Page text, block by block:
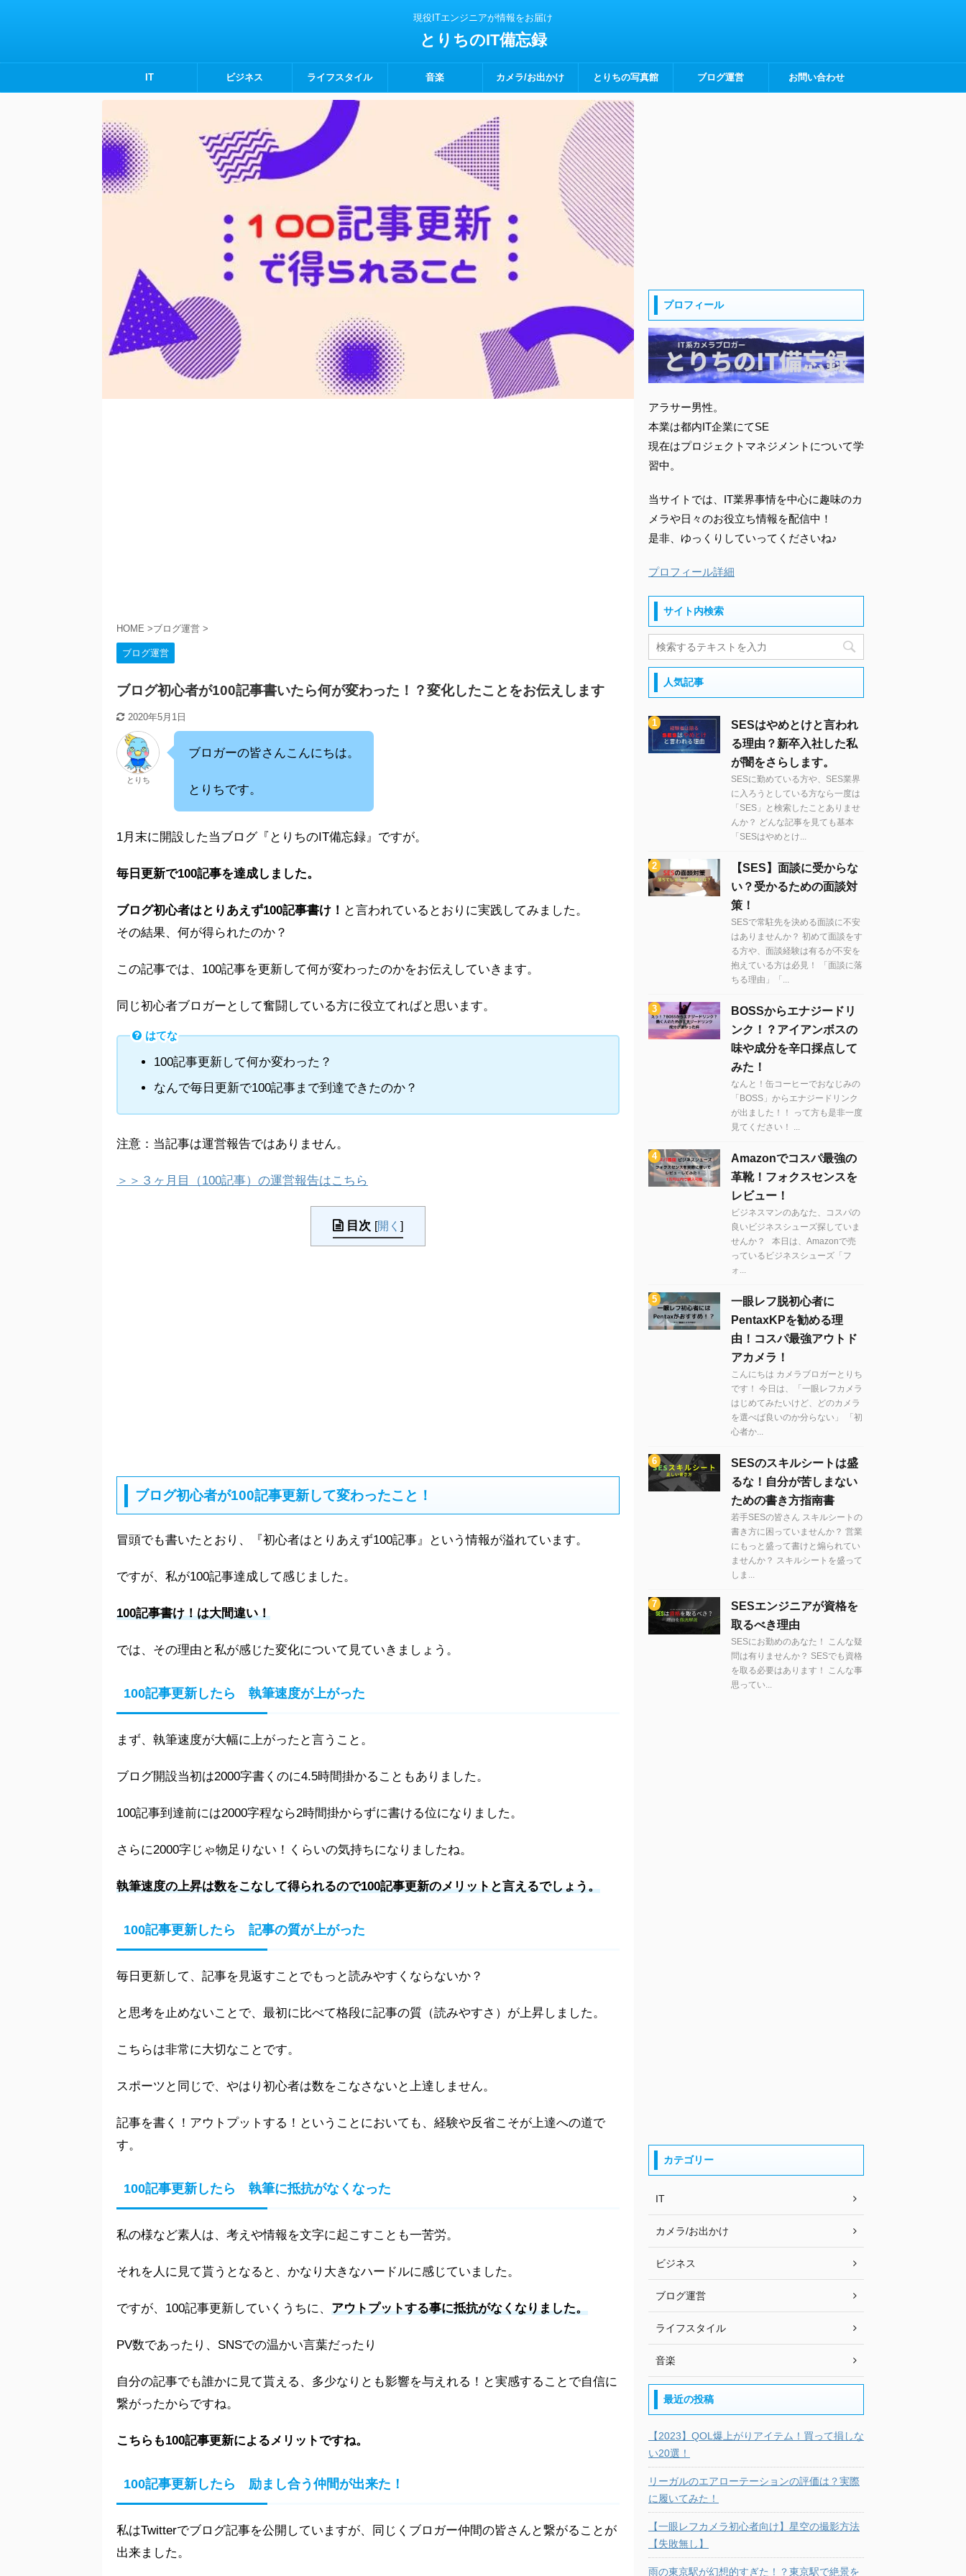
現役ITエンジニアが情報をお届け
とりちのIT備忘録
IT ビジネス ライフスタイル 音楽 カメラ/お出かけ とりちの写真館 ブログ運営 お問い合わせ
HOME >ブログ運営 >
ブログ運営
ブログ初心者が100記事書いたら何が変わった！？変化したことをお伝えします
2020年5月1日
とりち
ブロガーの皆さんこんにちは。
とりちです。
1月末に開設した当ブログ『とりちのIT備忘録』ですが。
毎日更新で100記事を達成しました。
ブログ初心者はとりあえず100記事書け！ と言われているとおりに実践してみました。
その結果、何が得られたのか？
この記事では、100記事を更新して何が変わったのかをお伝えしていきます。
同じ初心者ブロガーとして奮闘している方に役立てればと思います。
はてな
100記事更新して何か変わった？
なんで毎日更新で100記事まで到達できたのか？
注意：当記事は運営報告ではありません。
＞＞３ヶ月目（100記事）の運営報告はこちら
目次 [開く ]
ブログ初心者が100記事更新して変わったこと！
冒頭でも書いたとおり、『初心者はとりあえず100記事』という情報が溢れています。
ですが、私が100記事達成して感じました。
100記事書け！は大間違い！
では、その理由と私が感じた変化について見ていきましょう。
100記事更新したら 執筆速度が上がった
まず、執筆速度が大幅に上がったと言うこと。
ブログ開設当初は2000字書くのに4.5時間掛かることもありました。
100記事到達前には2000字程なら2時間掛からずに書ける位になりました。
さらに2000字じゃ物足りない！くらいの気持ちになりましたね。
執筆速度の上昇は数をこなして得られるので100記事更新のメリットと言えるでしょう。
100記事更新したら 記事の質が上がった
毎日更新して、記事を見返すことでもっと読みやすくならないか？
と思考を止めないことで、最初に比べて格段に記事の質（読みやすさ）が上昇しました。
こちらは非常に大切なことです。
スポーツと同じで、やはり初心者は数をこなさないと上達しません。
記事を書く！アウトプットする！ということにおいても、経験や反省こそが上達への道で
す。
100記事更新したら 執筆に抵抗がなくなった
私の様など素人は、考えや情報を文字に起こすことも一苦労。
それを人に見て貰うとなると、かなり大きなハードルに感じていました。
ですが、100記事更新していくうちに、 アウトプットする事に抵抗がなくなりました。
PV数であったり、SNSでの温かい言葉だったり
自分の記事でも誰かに見て貰える、多少なりとも影響を与えれる！と実感することで自信に
繋がったからですね。
こちらも100記事更新によるメリットですね。
100記事更新したら 励まし合う仲間が出来た！
私はTwitterでブログ記事を公開していますが、同じくブロガー仲間の皆さんと繋がることが
出来ました。
プロフィール
アラサー男性。
本業は都内IT企業にてSE
現在はプロジェクトマネジメントについて学
習中。
当サイトでは、IT業界事情を中心に趣味のカ
メラや日々のお役立ち情報を配信中！
是非、ゆっくりしていってくださいね♪
プロフィール詳細
サイト内検索
人気記事
SESはやめとけと言われ
る理由？新卒入社した私
が闇をさらします。
SESに勤めている方や、SES業界
に入ろうとしている方なら一度は
「SES」と検索したことありませ
んか？ どんな記事を見ても基本
「SESはやめとけ...
【SES】面談に受からな
い？受かるための面談対
策！
SESで常駐先を決める面談に不安
はありませんか？ 初めて面談をす
る方や、面談経験は有るが不安を
抱えている方は必見！ 「面談に落
ちる理由」「...
BOSSからエナジードリ
ンク！？アイアンボスの
味や成分を辛口採点して
みた！
なんと！缶コーヒーでおなじみの
「BOSS」からエナジードリンク
が出ました！！ って方も是非一度
見てください！ ...
Amazonでコスパ最強の
革靴！フォクスセンスを
レビュー！
ビジネスマンのあなた、コスパの
良いビジネスシューズ探していま
せんか？ 本日は、Amazonで売
っているビジネスシューズ「フ
ォ...
一眼レフ脱初心者に
PentaxKPを勧める理
由！コスパ最強アウトド
アカメラ！
こんにちは カメラブロガーとりち
です！ 今日は、「一眼レフカメラ
はじめてみたいけど、どのカメラ
を選べば良いのか分らない」 「初
心者か...
SESのスキルシートは盛
るな！自分が苦しまない
ための書き方指南書
若手SESの皆さん スキルシートの
書き方に困っていませんか？ 営業
にもっと盛って書けと煽られてい
ませんか？ スキルシートを盛って
しま...
SESエンジニアが資格を
取るべき理由
SESにお勤めのあなた！ こんな疑
問は有りませんか？ SESでも資格
を取る必要はあります！ こんな事
思ってい...
カテゴリー
IT
カメラ/お出かけ
ビジネス
ブログ運営
ライフスタイル
音楽
最近の投稿
【2023】QOL爆上がりアイテム！買って損しな
い20選！
リーガルのエアローテーションの評価は？実際
に履いてみた！
【一眼レフカメラ初心者向け】星空の撮影方法
【失敗無し】
雨の東京駅が幻想的すぎた！？東京駅で絶景を